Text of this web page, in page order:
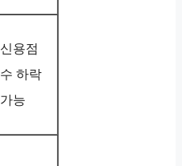
신용점
수 하락
가능